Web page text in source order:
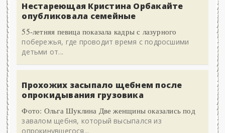
Нестареющая Кристина Орбакайте
опубликовала семейные
55-летняя певица показала кадры с лазурного
побережья, где проводит время с подросшими
детьми от...
Прохожих засыпало щебнем после
опрокидывания грузовика
Фото: Ольга Шуклина Две женщины оказались под
завалом щебня, который высыпался из
опрокинувшегося...